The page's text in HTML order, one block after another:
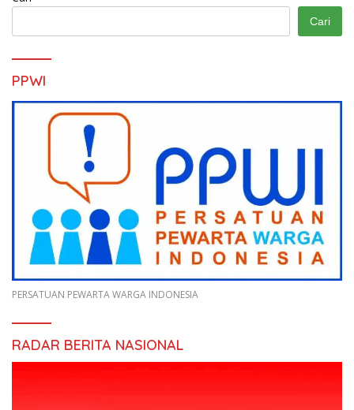
Cari
PPWI
PERSATUAN PEWARTA WARGA INDONESIA
RADAR BERITA NASIONAL